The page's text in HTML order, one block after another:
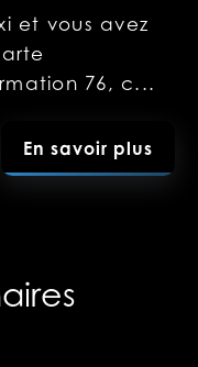
et vous avez
76, c...
En savoir plus